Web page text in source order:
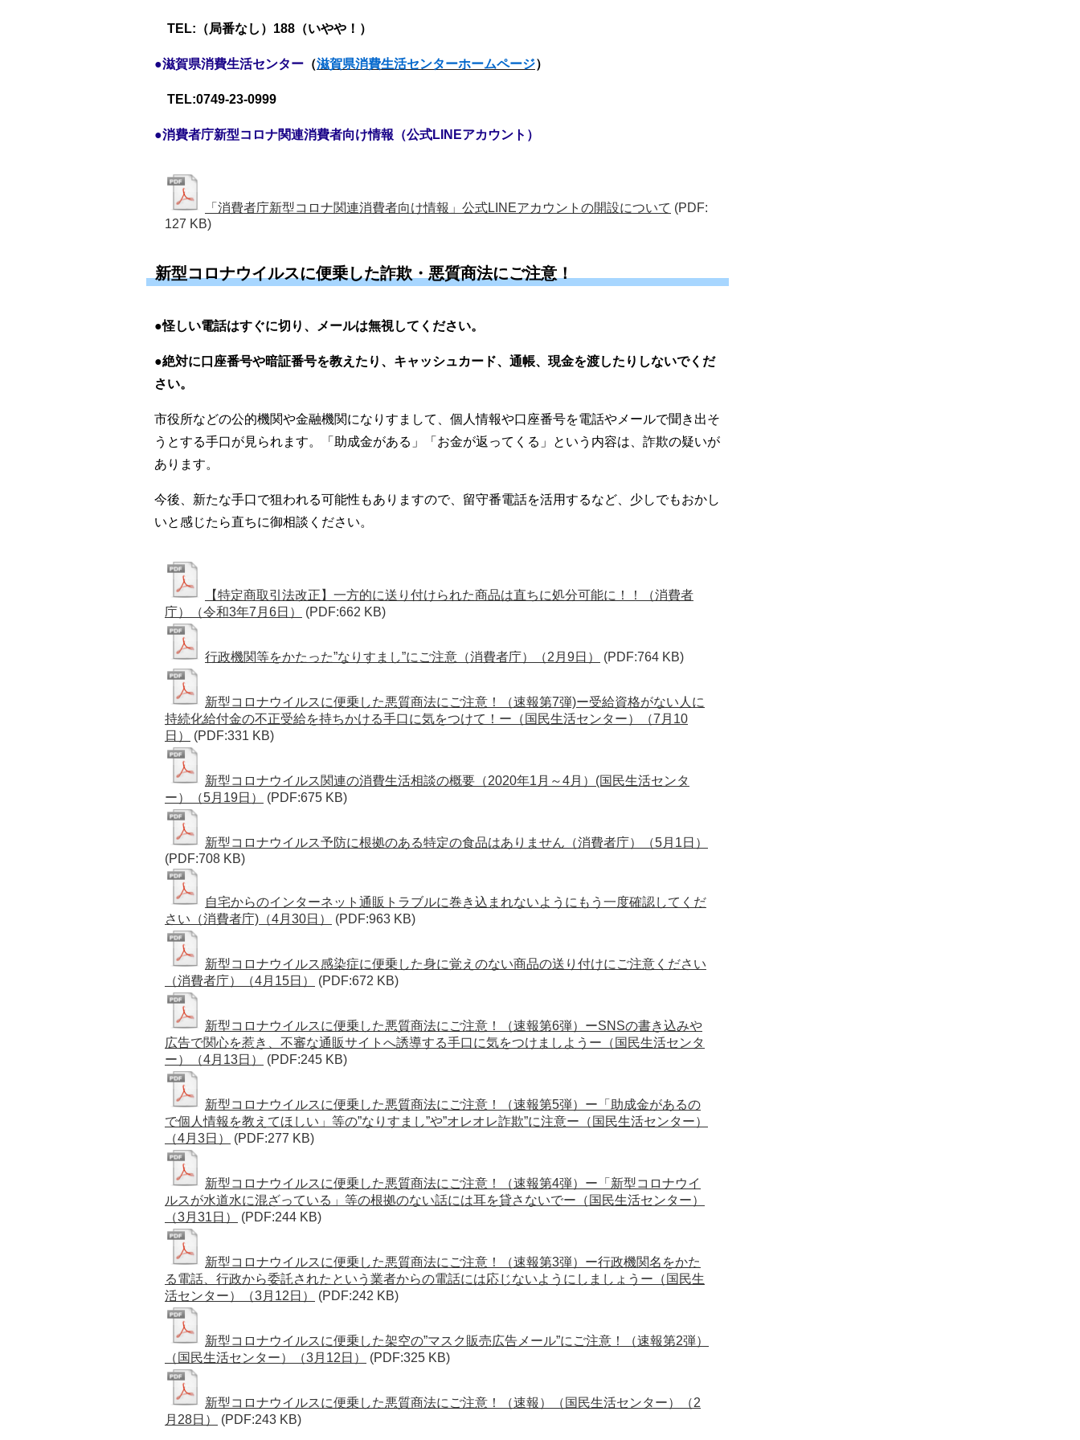
TEL:（局番なし）188（いやや！）
●滋賀県消費生活センター （滋賀県消費生活センターホームページ）
TEL:0749-23-0999
●消費者庁新型コロナ関連消費者向け情報（公式LINEアカウント）
「消費者庁新型コロナ関連消費者向け情報」公式LINEアカウントの開設について (PDF:
127 KB)
新型コロナウイルスに便乗した詐欺・悪質商法にご注意！
●怪しい電話はすぐに切り、メールは無視してください。
●絶対に口座番号や暗証番号を教えたり、キャッシュカード、通帳、現金を渡したりしないでくだ
さい。
市役所などの公的機関や金融機関になりすまして、個人情報や口座番号を電話やメールで聞き出そ
うとする手口が見られます。「助成金がある」「お金が返ってくる」という内容は、詐欺の疑いが
あります。
今後、新たな手口で狙われる可能性もありますので、留守番電話を活用するなど、少しでもおかし
いと感じたら直ちに御相談ください。
【特定商取引法改正】一方的に送り付けられた商品は直ちに処分可能に！！（消費者
庁）（令和3年7月6日）
(PDF:662 KB)
行政機関等をかたった”なりすまし”にご注意（消費者庁）（2月9日） (PDF:764 KB)
新型コロナウイルスに便乗した悪質商法にご注意！（速報第7弾)ー受給資格がない人に
持続化給付金の不正受給を持ちかける手口に気をつけて！ー（国民生活センター）（7月10
日）
(PDF:331 KB)
新型コロナウイルス関連の消費生活相談の概要（2020年1月～4月）(国民生活センタ
ー）（5月19日）
(PDF:675 KB)
新型コロナウイルス予防に根拠のある特定の食品はありません（消費者庁）（5月1日）
(PDF:708 KB)
自宅からのインターネット通販トラブルに巻き込まれないようにもう一度確認してくだ
さい（消費者庁)（4月30日）
(PDF:963 KB)
新型コロナウイルス感染症に便乗した身に覚えのない商品の送り付けにご注意ください
（消費者庁）（4月15日）
(PDF:672 KB)
新型コロナウイルスに便乗した悪質商法にご注意！（速報第6弾）ーSNSの書き込みや
広告で関心を惹き、不審な通販サイトへ誘導する手口に気をつけましようー（国民生活センタ
ー）（4月13日）
(PDF:245 KB)
新型コロナウイルスに便乗した悪質商法にご注意！（速報第5弾）ー「助成金があるの
で個人情報を教えてほしい」等の”なりすまし”や”オレオレ詐欺”に注意ー（国民生活センター）
（4月3日）
(PDF:277 KB)
新型コロナウイルスに便乗した悪質商法にご注意！（速報第4弾）ー「新型コロナウイ
ルスが水道水に混ざっている」等の根拠のない話には耳を貸さないでー（国民生活センター）
（3月31日）
(PDF:244 KB)
新型コロナウイルスに便乗した悪質商法にご注意！（速報第3弾）ー行政機関名をかた
る電話、行政から委託されたという業者からの電話には応じないようにしましょうー（国民生
活センター）（3月12日）
(PDF:242 KB)
新型コロナウイルスに便乗した架空の”マスク販売広告メール”にご注意！（速報第2弾）
（国民生活センター）（3月12日）
(PDF:325 KB)
新型コロナウイルスに便乗した悪質商法にご注意！（速報）（国民生活センター）（2
月28日）
(PDF:243 KB)